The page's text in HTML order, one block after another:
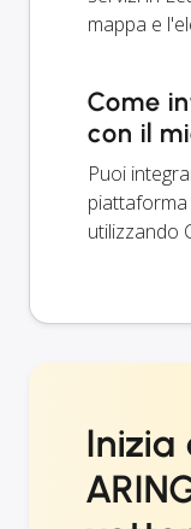
mappa e
Come
con il
Puoi
utilizzando
Inizia